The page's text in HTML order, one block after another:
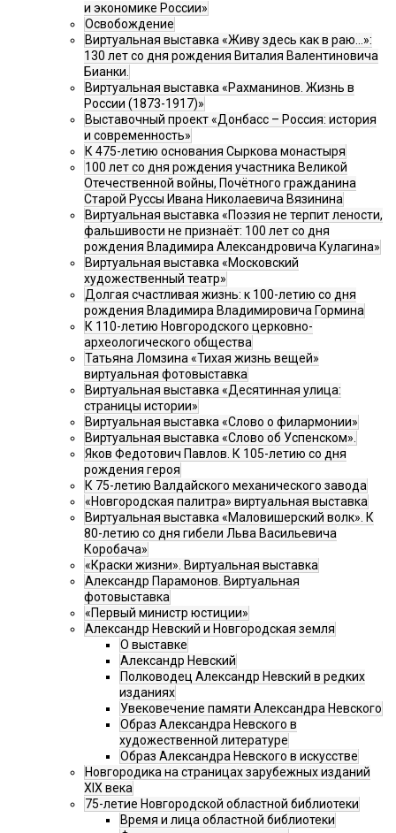
и экономике России»
Освобождение
Виртуальная выставка «Живу здесь как в раю…»:
130 лет со дня рождения Виталия Валентиновича
Бианки.
Виртуальная выставка «Рахманинов. Жизнь в
России (1873-1917)»
Выставочный проект «Донбасс – Россия: история
и современность»
К 475-летию основания Сыркова монастыря
100 лет со дня рождения участника Великой
Отечественной войны, Почётного гражданина
Старой Руссы Ивана Николаевича Вязинина
Виртуальная выставка «Поэзия не терпит лености,
фальшивости не признаёт: 100 лет со дня
рождения Владимира Александровича Кулагина»
Виртуальная выставка «Московский
художественный театр»
Долгая счастливая жизнь: к 100-летию со дня
рождения Владимира Владимировича Гормина
К 110-летию Новгородского церковно-
археологического общества
Татьяна Ломзина «Тихая жизнь вещей»
виртуальная фотовыставка
Виртуальная выставка «Десятинная улица:
страницы истории»
Виртуальная выставка «Слово о филармонии»
Виртуальная выставка «Слово об Успенском».
Яков Федотович Павлов. К 105-летию со дня
рождения героя
К 75-летию Валдайского механического завода
«Новгородская палитра» виртуальная выставка
Виртуальная выставка «Маловишерский волк». К
80-летию со дня гибели Льва Васильевича
Коробача»
«Краски жизни». Виртуальная выставка
Александр Парамонов. Виртуальная
фотовыставка
«Первый министр юстиции»
Александр Невский и Новгородская земля
О выставке
Александр Невский
Полководец Александр Невский в редких
изданиях
Увековечение памяти Александра Невского
Образ Александра Невского в
художественной литературе
Образ Александра Невского в искусстве
Новгородика на страницах зарубежных изданий
XIX века
75-летие Новгородской областной библиотеки
Время и лица областной библиотеки